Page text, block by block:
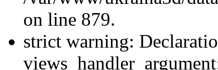
on line 879.
strict warning: